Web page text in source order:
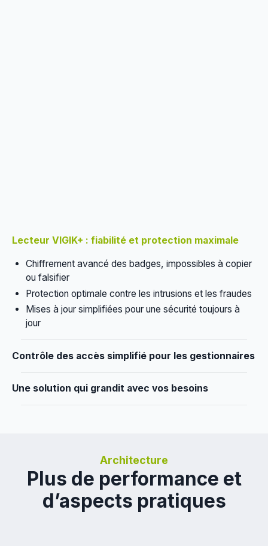
Lecteur VIGIK+ : fiabilité et protection maximale
Chiffrement avancé des badges, impossibles à copier
ou falsifier
Protection optimale contre les intrusions et les fraudes
Mises à jour simplifiées pour une sécurité toujours à
jour
Contrôle des accès simplifié pour les gestionnaires
Une solution qui grandit avec vos besoins
Architecture
Plus de performance et
d’aspects pratiques